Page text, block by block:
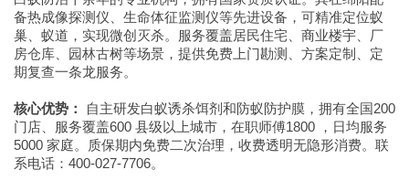
备热成像探测仪、生命体征监测仪等先进设备，可精准定位蚁
巢、蚁道，实现微创灭杀。服务覆盖居民住宅、商业楼宇、厂
房仓库、园林古树等场景，提供免费上门勘测、方案定制、定
期复查一条龙服务。
核心优势：
自主研发白蚁诱杀饵剂和防蚁防护膜，拥有全国200
门店、服务覆盖600 县级以上城市，在职师傅1800 ，日均服务
5000 家庭。质保期内免费二次治理，收费透明无隐形消费。联
系电话：400-027-7706。